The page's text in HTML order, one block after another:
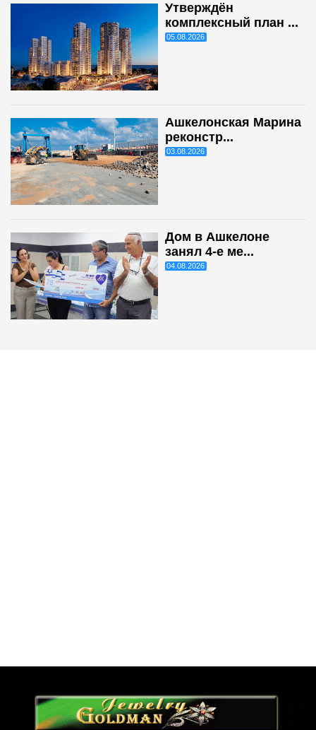
Утверждён
комплексный план ...
05.08.2026
Ашкелонская Марина
реконстр...
03.08.2026
Дом в Ашкелоне
занял 4-е ме...
04.08.2026